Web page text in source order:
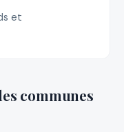
et
communes